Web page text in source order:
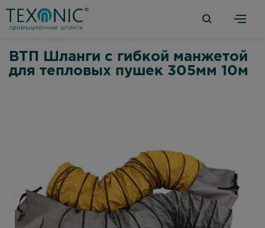
ВТП Шланги с гибкой манжетой
для тепловых пушек 305мм 10м